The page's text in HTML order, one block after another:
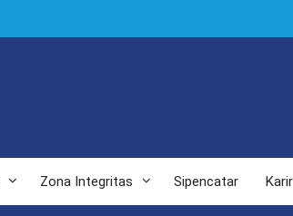
Zona Integritas Sipencatar Karir